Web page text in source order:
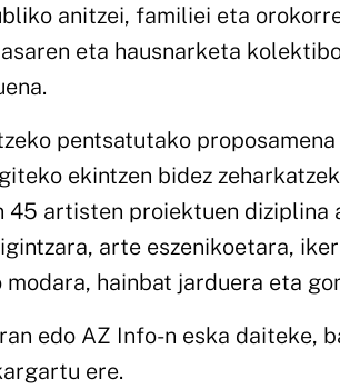
anitzei, familiei eta
eta hausnarketa
pentsatutako
ekintzen bidez
artisten proiektuen diziplina
arte eszenikoetara,
hainbat jarduera eta
edo AZ Info-n eska daiteke,
ere.